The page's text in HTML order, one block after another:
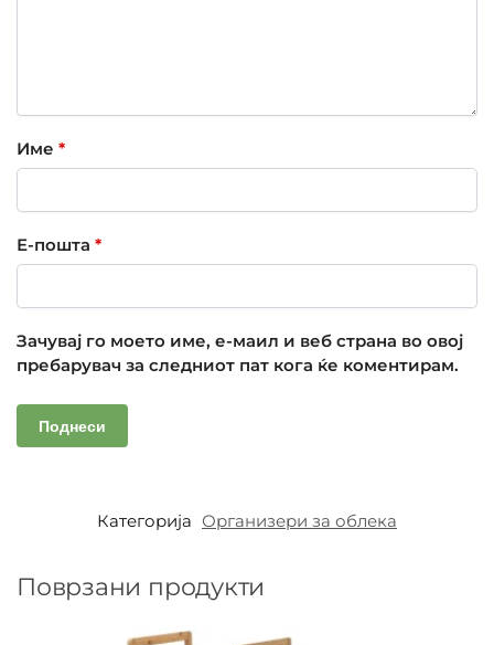
Име *
Е-пошта *
Зачувај го моето име, е-маил и веб страна во овој
пребарувач за следниот пат кога ќе коментирам.
Категорија Организери за облека
Поврзани продукти